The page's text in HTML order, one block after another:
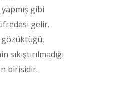
gibi
gelir.
gözüktüğü,
birisidir.